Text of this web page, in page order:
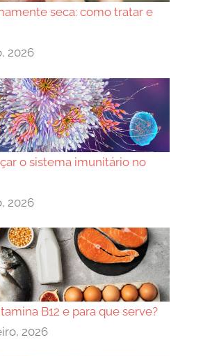
seca: como tratar e
2026
o sistema imunitário no
2026
B12 e para que serve?
2026